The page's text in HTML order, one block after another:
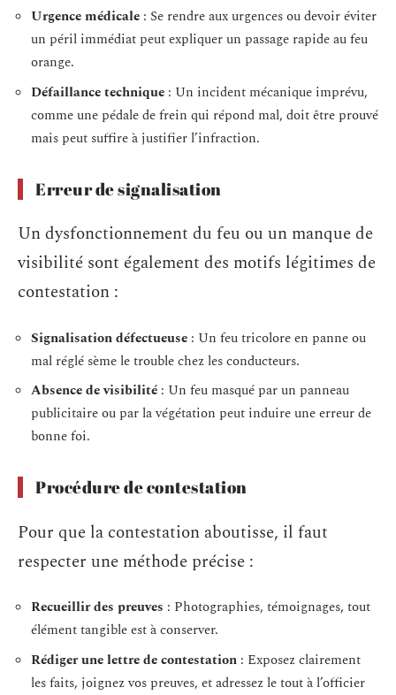
Urgence médicale : Se rendre aux urgences ou devoir éviter
un péril immédiat peut expliquer un passage rapide au feu
orange.
Défaillance technique : Un incident mécanique imprévu,
comme une pédale de frein qui répond mal, doit être prouvé
mais peut suffire à justifier l’infraction.
Erreur de signalisation
Un dysfonctionnement du feu ou un manque de
visibilité sont également des motifs légitimes de
contestation :
Signalisation défectueuse : Un feu tricolore en panne ou
mal réglé sème le trouble chez les conducteurs.
Absence de visibilité : Un feu masqué par un panneau
publicitaire ou par la végétation peut induire une erreur de
bonne foi.
Procédure de contestation
Pour que la contestation aboutisse, il faut
respecter une méthode précise :
Recueillir des preuves : Photographies, témoignages, tout
élément tangible est à conserver.
Rédiger une lettre de contestation : Exposez clairement
les faits, joignez vos preuves, et adressez le tout à l’officier